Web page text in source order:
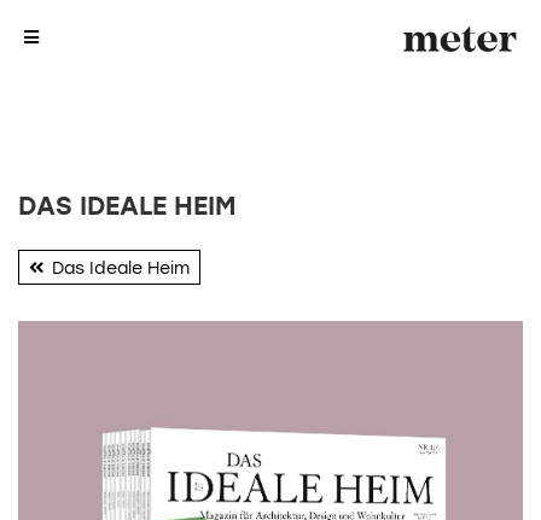
DAS IDEALE HEIM
Das Ideale Heim